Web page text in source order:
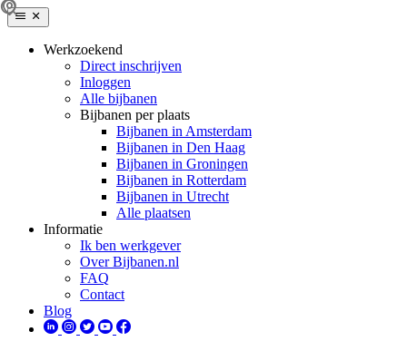
Werkzoekend
Direct inschrijven
Inloggen
Alle bijbanen
Bijbanen per plaats
Bijbanen in Amsterdam
Bijbanen in Den Haag
Bijbanen in Groningen
Bijbanen in Rotterdam
Bijbanen in Utrecht
Alle plaatsen
Informatie
Ik ben werkgever
Over Bijbanen.nl
FAQ
Contact
Blog